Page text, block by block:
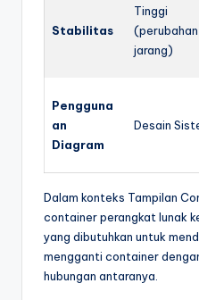
Stabilitas
Tinggi
(perubahan
jarang)
Pengguna
an
Diagram
Desain
Dalam konteks Tampilan
container perangkat lunak
yang dibutuhkan untuk
mengganti container
hubungan antaranya.